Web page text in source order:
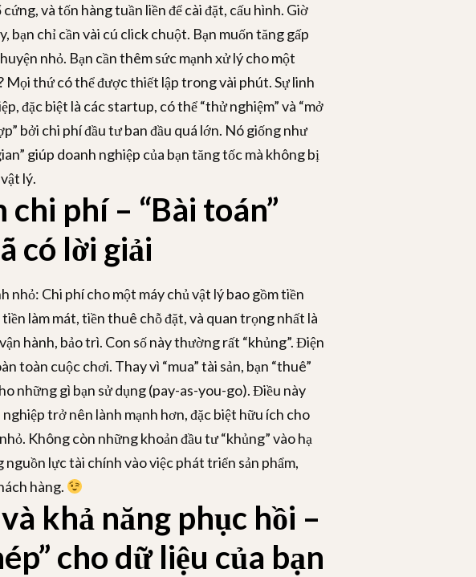
và tốn hàng tuần liền để cài đặt, cấu hình. Giờ
bạn chỉ cần vài cú click chuột. Bạn muốn tăng gấp
nhỏ. Bạn cần thêm sức mạnh xử lý cho một
Mọi thứ có thể được thiết lập trong vài phút. Sự linh
đặc biệt là các startup, có thể “thử nghiệm” và “mở
bởi chi phí đầu tư ban đầu quá lớn. Nó giống như
giúp doanh nghiệp của bạn tăng tốc mà không bị
lý.
chi phí – “Bài toán”
có lời giải
nhỏ: Chi phí cho một máy chủ vật lý bao gồm tiền
làm mát, tiền thuê chỗ đặt, và quan trọng nhất là
hành, bảo trì. Con số này thường rất “khủng”. Điện
toàn cuộc chơi. Thay vì “mua” tài sản, bạn “thuê”
những gì bạn sử dụng (pay-as-you-go). Điều này
trở nên lành mạnh hơn, đặc biệt hữu ích cho
Không còn những khoản đầu tư “khủng” vào hạ
lực tài chính vào việc phát triển sản phẩm,
hàng.
khả năng phục hồi –
cho dữ liệu của bạn